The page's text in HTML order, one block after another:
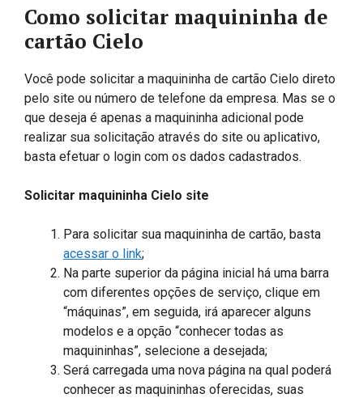
Como solicitar maquininha de
cartão Cielo
Você pode solicitar a maquininha de cartão Cielo direto
pelo site ou número de telefone da empresa. Mas se o
que deseja é apenas a maquininha adicional pode
realizar sua solicitação através do site ou aplicativo,
basta efetuar o login com os dados cadastrados.
Solicitar maquininha Cielo site
Para solicitar sua maquininha de cartão, basta
acessar o link;
Na parte superior da página inicial há uma barra
com diferentes opções de serviço, clique em
“máquinas”, em seguida, irá aparecer alguns
modelos e a opção “conhecer todas as
maquininhas”, selecione a desejada;
Será carregada uma nova página na qual poderá
conhecer as maquininhas oferecidas, suas